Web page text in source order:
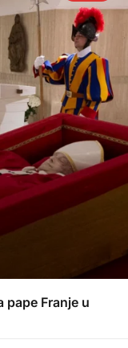
pape Franje u